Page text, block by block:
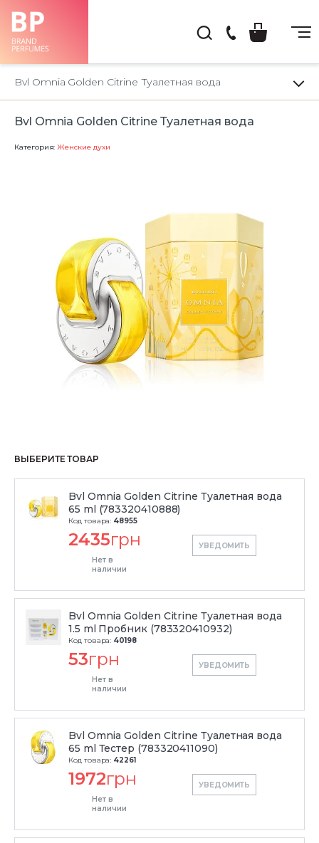
Bvl Omnia Golden Citrine Туалетная вода
Bvl Omnia Golden Citrine Туалетная вода
Категория: Женские духи
ВЫБЕРИТЕ ТОВАР
Bvl Omnia Golden Citrine Туалетная вода
65 ml (783320410888)
Код товара: 48955
2435грн
Нет в
наличии
УВЕДОМИТЬ
Bvl Omnia Golden Citrine Туалетная вода
1.5 ml Пробник (783320410932)
Код товара: 40198
53грн
Нет в
наличии
УВЕДОМИТЬ
Bvl Omnia Golden Citrine Туалетная вода
65 ml Тестер (783320411090)
Код товара: 42261
1972грн
Нет в
наличии
УВЕДОМИТЬ